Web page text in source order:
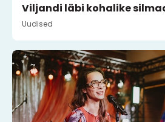
Viljandi läbi kohalike
Uudised